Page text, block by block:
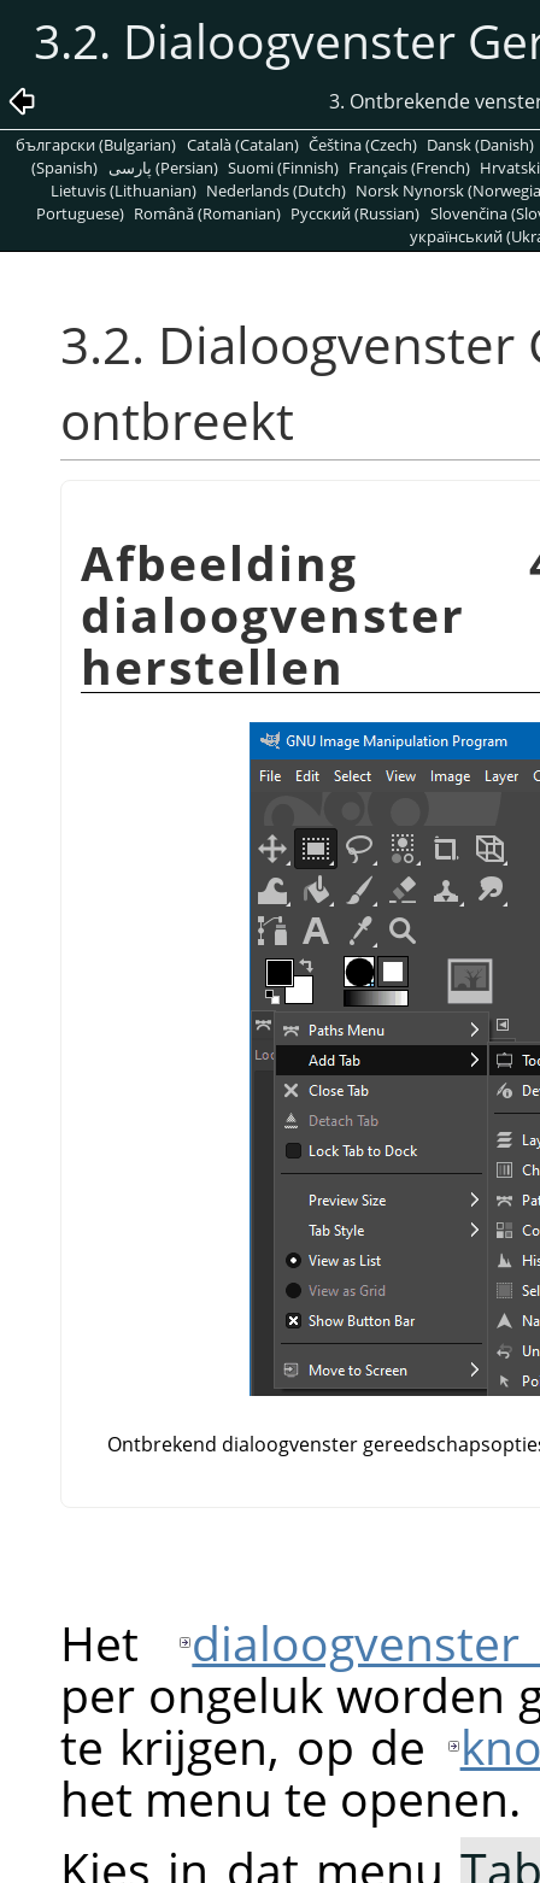
3.2. Dialoogvenster
3. Ontbrekende
български (Bulgarian) Català (Catalan) Čeština (Czech) Dansk (Danish)
(Spanish)
پارسی (Persian) Suomi (Finnish) Français (French)
Lietuvis (Lithuanian) Nederlands (Dutch) Norsk Nynorsk
Portuguese) Română (Romanian) Pусский (Russian) Slovenčina
український
3.2. Dialoogvenster
ontbreekt
Afbeelding
dialoogvenster
herstellen
Ontbrekend dialoogvenster
Het
per ongeluk worden
te krijgen, op de
het menu te openen.
Kies in dat menu